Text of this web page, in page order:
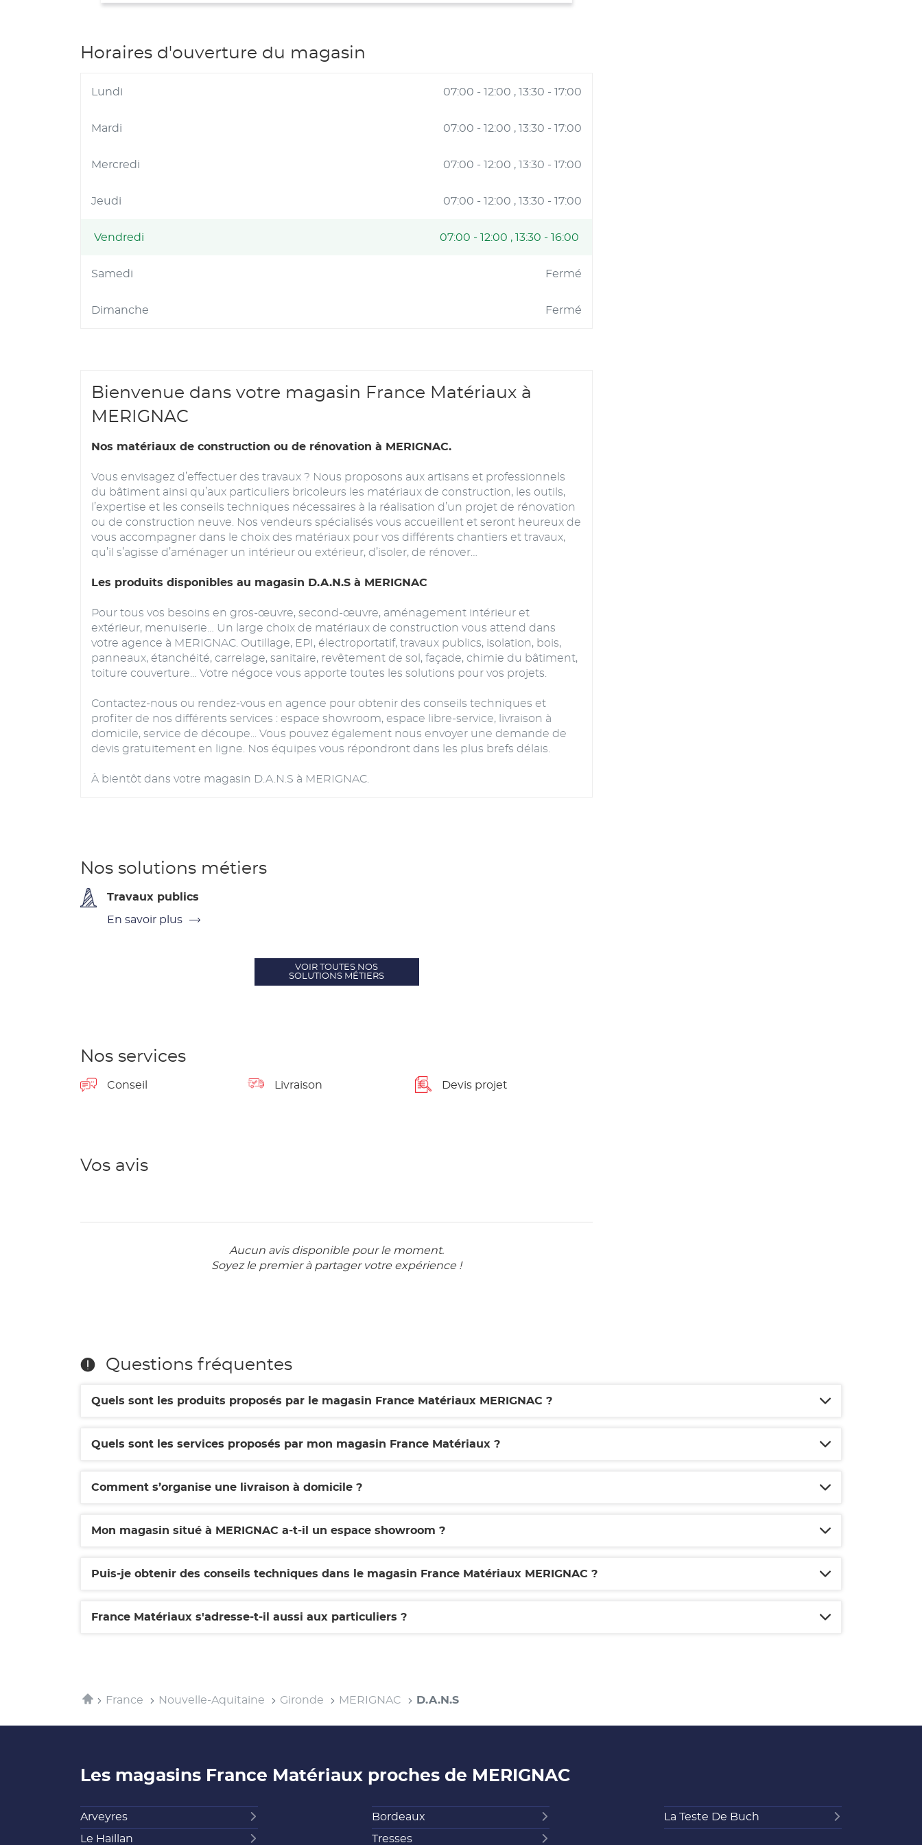
Horaires d'ouverture du magasin
Lundi 07:00 - 12:00 13:30 - 17:00
Mardi 07:00 - 12:00 13:30 - 17:00
Mercredi 07:00 - 12:00 13:30 - 17:00
Jeudi 07:00 - 12:00 13:30 - 17:00
Horaires
d'aujourd'hui
Vendredi 07:00 - 12:00 13:30 - 16:00
Samedi Fermé
Dimanche Fermé
Bienvenue dans votre magasin France Matériaux à
MERIGNAC
Nos matériaux de construction ou de rénovation à MERIGNAC.
Vous envisagez d’effectuer des travaux ? Nous proposons aux artisans et professionnels
du bâtiment ainsi qu’aux particuliers bricoleurs les matériaux de construction, les outils,
l’expertise et les conseils techniques nécessaires à la réalisation d’un projet de rénovation
ou de construction neuve. Nos vendeurs spécialisés vous accueillent et seront heureux de
vous accompagner dans le choix des matériaux pour vos différents chantiers et travaux,
qu’il s’agisse d’aménager un intérieur ou extérieur, d’isoler, de rénover…
Les produits disponibles au magasin D.A.N.S à MERIGNAC
Pour tous vos besoins en gros-œuvre, second-œuvre, aménagement intérieur et
extérieur, menuiserie… Un large choix de matériaux de construction vous attend dans
votre agence à MERIGNAC. Outillage, EPI, électroportatif, travaux publics, isolation, bois,
panneaux, étanchéité, carrelage, sanitaire, revêtement de sol, façade, chimie du bâtiment,
toiture couverture… Votre négoce vous apporte toutes les solutions pour vos projets.
Contactez-nous ou rendez-vous en agence pour obtenir des conseils techniques et
profiter de nos différents services : espace showroom, espace libre-service, livraison à
domicile, service de découpe... Vous pouvez également nous envoyer une demande de
devis gratuitement en ligne. Nos équipes vous répondront dans les plus brefs délais.
À bientôt dans votre magasin D.A.N.S à MERIGNAC.
Nos solutions métiers
Travaux publics
En savoir plus
VOIR TOUTES NOS
SOLUTIONS MÉTIERS
Nos services
Conseil Livraison Devis projet
Vos avis
Aucun avis disponible pour le moment.
Soyez le premier à partager votre expérience !
Questions fréquentes
Quels sont les produits proposés par le magasin France Matériaux MERIGNAC ?
Quels sont les services proposés par mon magasin France Matériaux ?
Comment s’organise une livraison à domicile ?
Mon magasin situé à MERIGNAC a-t-il un espace showroom ?
Puis-je obtenir des conseils techniques dans le magasin France Matériaux MERIGNAC ?
France Matériaux s'adresse-t-il aussi aux particuliers ?
AccueilFrance Nouvelle-Aquitaine Gironde MERIGNAC D.A.N.S
Les magasins France Matériaux proches de MERIGNAC
Arveyres Bordeaux
La Teste De Buch
Le Haillan
Tresses